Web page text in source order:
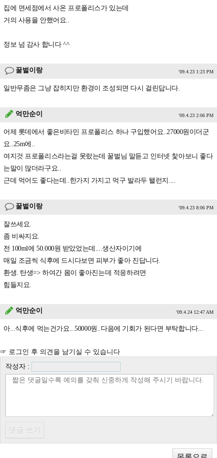
집에 면세점에서 사온 프로폴리스가 있는데
거의 사용을 안했어요..
정보 넘 감사 합니다 ^^
꿀벌이랑 '09.4.23 1:23 PM
일반무좀은 그냥 잡히지만 환경이 조성되면 다시 걸린답니다.
억만순이 '09.4.23 2:06 PM
어제 롯데에서 좋은비타민 프로폴리스 하나 구입했어요..27000원이더군
요..25m에..
여지것 프로폴리스라는걸 못랐는데 꿀벌님 말듣고 인터넷 찿아보니 좋다
는말이 많더라구요..
근데 먹어도 좋다는데..한가지 가지고 먹구 발라두 됄런지....
꿀벌이랑 '09.4.23 8:06 PM
잘쓰세요.
좀 비싸지요.
전 100ml에 50.000원 받았었는데....생산자이기에
매일 조금씩 식후에 드시다보면 피부가 좋아 진답니다.
환생. 탄생=> 하여간 몸이 좋아진는데 적응하려면
힘들지요.
억만순이 '09.4.24 12:47 AM
아...식후에 먹는건가요...50000원..다음에 기회가 된다면 부탁합니다...
☞ 로그인 후 의견을 남기실 수 있습니다
작성자 :